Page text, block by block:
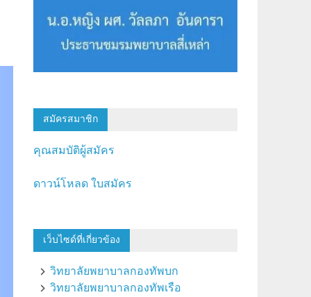
สมัครสมาชิก
คุณสมบัติผู้สมัคร
ดาวน์โหลด ใบสมัคร
เว็บไซด์ที่เกี่ยวข้อง
วิทยาลัยพยาบาลกองทัพบก
วิทยาลัยพยาบาลกองทัพเรือ